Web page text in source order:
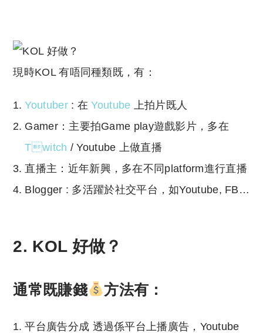
現時KOL 有唔同種類既，有：
Youtuber: 在Youtube 上拍片既人
Gamer：主要拍Game play遊戲影片，多在
Twitch / Youtube 上做直播
直播主：近年新興，多在不同platform進行直播
Blogger : 多活躍於社交平台，如Youtube, FB…
2. KOL 好做？
通常既賺錢 方法有：
平台廣告分成 透過係平台上播廣告，Youtube